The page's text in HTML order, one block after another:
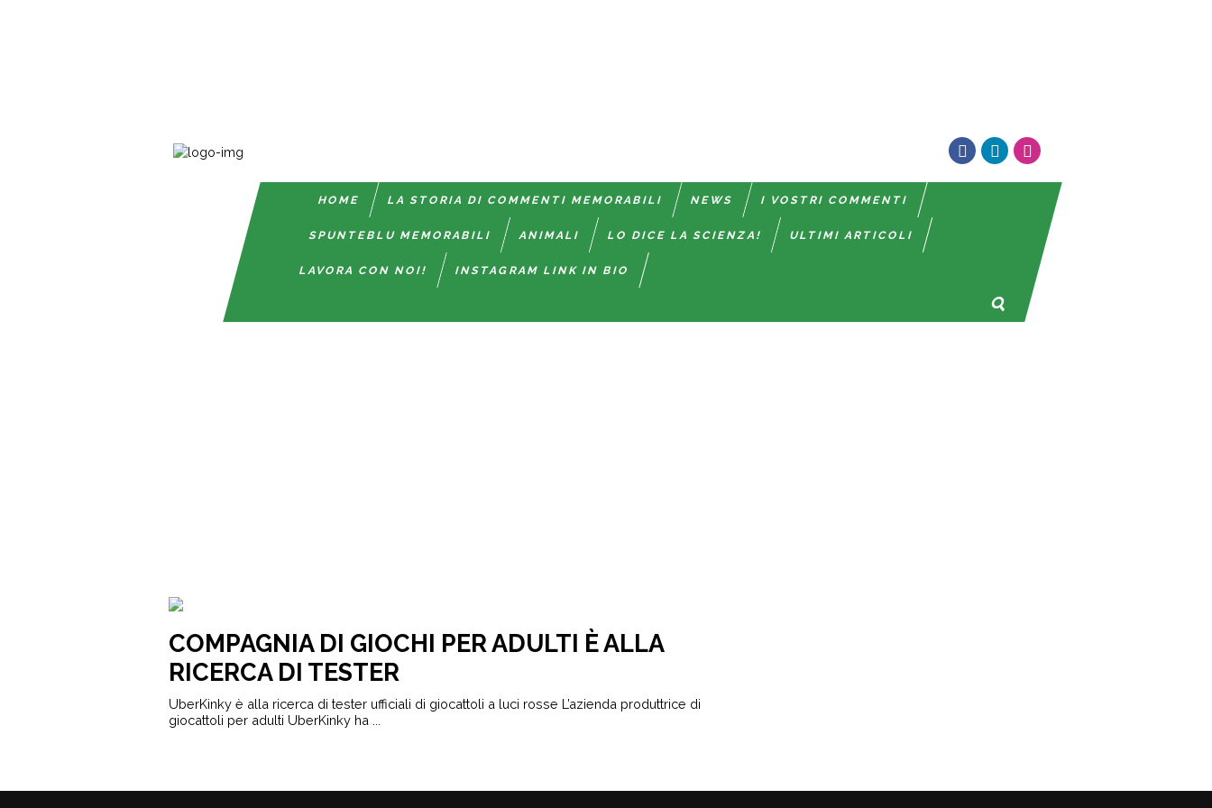
HOME LA STORIA DI COMMENTI MEMORABILI NEWS I VOSTRI COMMENTI
SPUNTEBLU MEMORABILI ANIMALI LO DICE LA SCIENZA! ULTIMI ARTICOLI
LAVORA CON NOI! INSTAGRAM LINK IN BIO
COMPAGNIA DI GIOCHI PER ADULTI È ALLA
RICERCA DI TESTER
UberKinky è alla ricerca di tester ufficiali di giocattoli a luci rosse L’azienda produttrice di
giocattoli per adulti UberKinky ha ...